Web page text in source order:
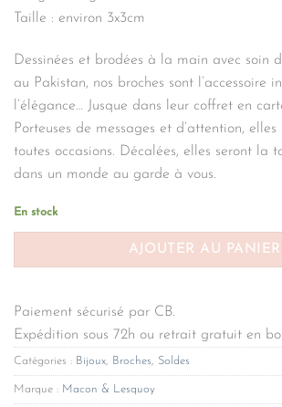
Taille : environ 3x3cm
Dessinées et brodées à la main avec soin
au Pakistan, nos broches sont l’accessoire
l’élégance… Jusque dans leur coffret en
Porteuses de messages et d’attention,
toutes occasions. Décalées, elles seront la
dans un monde au garde à vous.
En stock
AJOUTER AU PANIER
Paiement sécurisé par CB.
Expédition sous 72h ou retrait gratuit en
Catégories : Bijoux, Broches, Soldes
Marque : Macon & Lesquoy